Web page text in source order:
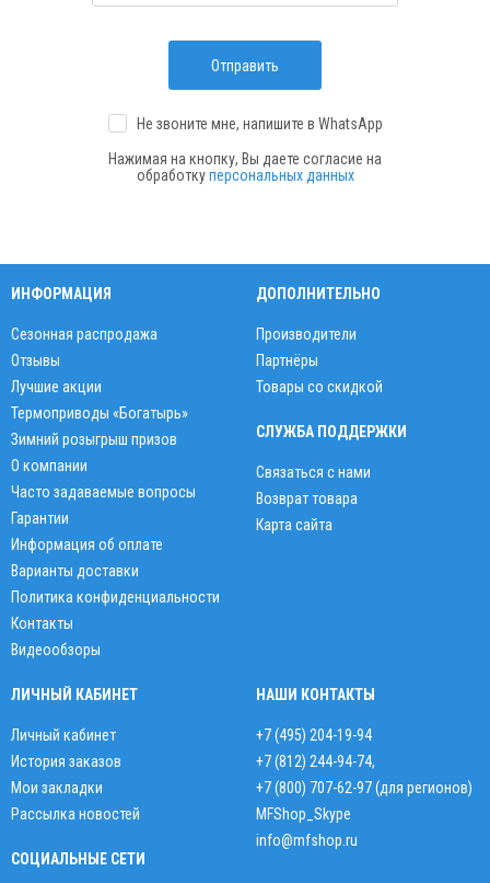
Отправить
Не звоните мне, напишите в WhatsApp
Нажимая на кнопку, Вы даете согласие на
обработкуперсональных данных
ИНФОРМАЦИЯ
Сезонная распродажа
Отзывы
Лучшие акции
Термоприводы «Богатырь»
Зимний розыгрыш призов
О компании
Часто задаваемые вопросы
Гарантии
Информация об оплате
Варианты доставки
Политика конфиденциальности
Контакты
Видеообзоры
ДОПОЛНИТЕЛЬНО
Производители
Партнёры
Товары со скидкой
СЛУЖБА ПОДДЕРЖКИ
Связаться с нами
Возврат товара
Карта сайта
ЛИЧНЫЙ КАБИНЕТ
Личный кабинет
История заказов
Мои закладки
Рассылка новостей
СОЦИАЛЬНЫЕ СЕТИ
НАШИ КОНТАКТЫ
+7 (495) 204-19-94
+7 (812) 244-94-74,
+7 (800) 707-62-97 (для регионов)
MFShop_Skype
info@mfshop.ru